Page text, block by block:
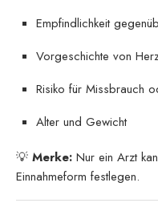
Empfindlichkeit
Vorgeschichte von
Risiko für Missbrauch
Alter und Gewicht
💡 Merke: Nur ein Arzt
Einnahmeform festlegen.